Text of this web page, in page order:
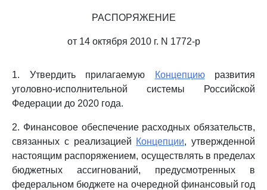
РАСПОРЯЖЕНИЕ
от 14 октября 2010 г. N 1772-р
1. Утвердить прилагаемую Концепциюразвития
уголовно-исполнительной системы Российской
Федерации до 2020 года.
2. Финансовое обеспечение расходных обязательств,
связанных с реализацией Концепции, утвержденной
настоящим распоряжением, осуществлять в пределах
бюджетных ассигнований, предусмотренных в
федеральном бюджете на очередной финансовый год